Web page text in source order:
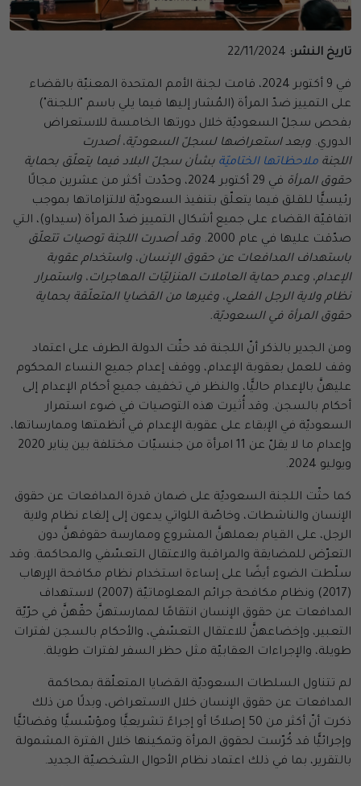
تاريخ النشر:
في 9 أكتوبر 2024، قامت لجنة الأمم المتحدة المعنيّة بالقضاء
على التمييز ضدّ المرأة (المُشار إليها فيما يلي باسم "اللجنة")
بفحص سجلّ السعوديّة خلال دورتها الخامسة للاستعراض
الدوري. وبعد استعراضها لسجلّ السعوديّة، أصدرت
اللجنة ملاحظاتها الختاميّة بشأن سجلّ البلاد فيما يتعلّق بحماية
حقوق المرأة
في 29 أكتوبر 2024، وحدّدت أكثر من عشرين مجالًا
رئيسيًّا للقلق فيما يتعلّق بتنفيذ السعوديّة لالتزاماتها بموجب
اتفاقيّة القضاء على جميع أشكال التمييز ضدّ المرأة (سيداو)، التي
صدّقت عليها في عام 2000.
وقد أصدرت اللجنة توصيات تتعلّق
باستهداف المدافعات عن حقوق الإنسان، واستخدام عقوبة
الإعدام، وعدم حماية العاملات المنزليّات المهاجرات، واستمرار
نظام ولاية الرجل الفعلي، وغيرها من القضايا المتعلّقة بحماية
حقوق المرأة في السعوديّة.
ومن الجدير بالذكر أنّ اللجنة قد حثّت الدولة الطرف على اعتماد
وقف للعمل بعقوبة الإعدام، ووقف إعدام جميع النساء المحكوم
عليهنَّ بالإعدام حاليًّا، والنظر في تخفيف جميع أحكام الإعدام إلى
أحكام بالسجن. وقد أُثيرت هذه التوصيات في ضوء استمرار
السعوديّة في الإبقاء على عقوبة الإعدام في أنظمتها وممارساتها،
وإعدام ما لا يقلّ عن 11 امرأة من جنسيّات مختلفة بين يناير 2020
ويوليو 2024.
كما حثّت اللجنة السعوديّة على ضمان قدرة المدافعات عن حقوق
الإنسان والناشطات، وخاصّة اللواتي يدعون إلى إلغاء نظام ولاية
الرجل، على القيام بعملهنَّ المشروع وممارسة حقوقهنَّ دون
التعرّض للمضايقة والمراقبة والاعتقال التعسّفي والمحاكمة. وقد
سلّطت الضوء أيضًا على إساءة استخدام نظام مكافحة الإرهاب
(2017) ونظام مكافحة جرائم المعلوماتيّة (2007) لاستهداف
المدافعات عن حقوق الإنسان انتقامًا لممارستهنَّ حقّهنَّ في حرّيّة
التعبير، وإخضاعهنَّ للاعتقال التعسّفي، والأحكام بالسجن لفترات
طويلة، والإجراءات العقابيّة مثل حظر السفر لفترات طويلة.
لم تتناول السلطات السعوديّة القضايا المتعلّقة بمحاكمة
المدافعات عن حقوق الإنسان خلال الاستعراض، وبدلًا من ذلك
ذكرت أنّ أكثر من 50 إصلاحًا أو إجراءً تشريعيًّا ومؤسّسيًّا وقضائيًّا
وإجرائيًّا قد كُرّست لحقوق المرأة وتمكينها خلال الفترة المشمولة
بالتقرير، بما في ذلك اعتماد نظام الأحوال الشخصيّة الجديد.